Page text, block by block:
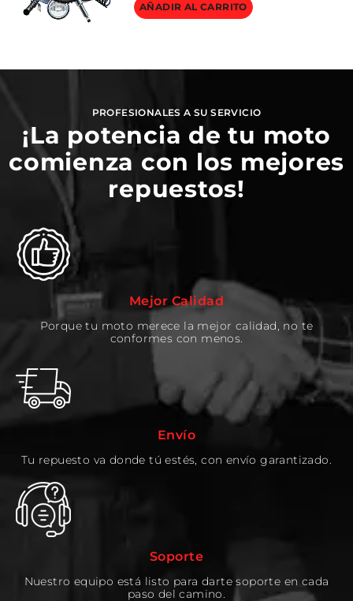
AÑADIR AL CARRITO
PROFESIONALES A SU SERVICIO
¡La potencia de tu moto
comienza con los mejores
repuestos!
Mejor Calidad
Porque tu moto merece la mejor calidad, no te
conformes con menos.
Envío
Tu repuesto va donde tú estés, con envío garantizado.
Soporte
Nuestro equipo está listo para darte soporte en cada
paso del camino.